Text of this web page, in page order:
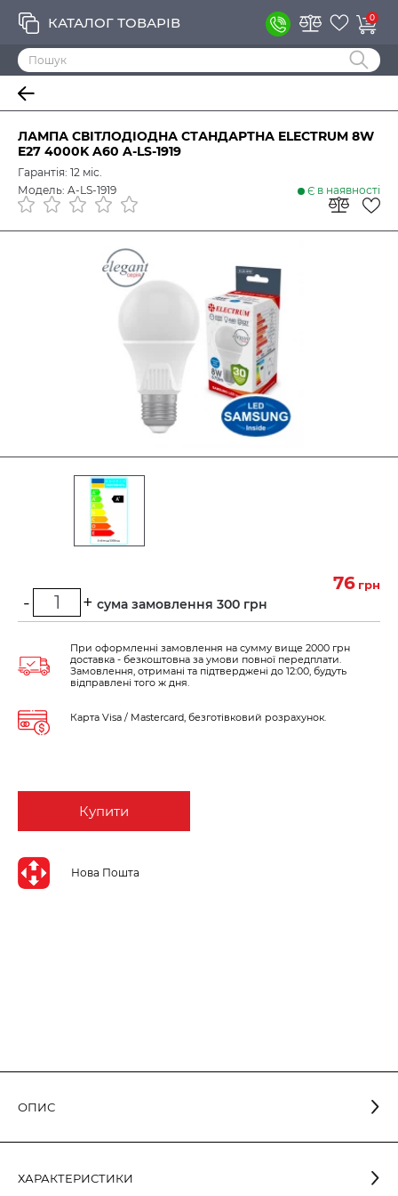
КАТАЛОГ ТОВАРІВ 0
ЛАМПА СВІТЛОДІОДНА СТАНДАРТНА ELECTRUM 8W
E27 4000K A60 A-LS-1919
ОПИС
характеристиками та ексклюзивним дизайном корпусу. Всі
ХАРАКТЕРИСТИКИ
Гарантія: 12 міс.
Модель: A-LS-1919
Є в наявності
76 грн
Мінімальна сума замовлення 300 грн
- +
Купити
Нова Пошта
При оформленні замовлення на сумму вище 2000 грн
доставка - безкоштовна за умови повної передплати.
Замовлення, отримані та підтверджені до 12:00, будуть
відправлені того ж дня.
Карта Visa / Mastercard, безготівковий розрахунок.